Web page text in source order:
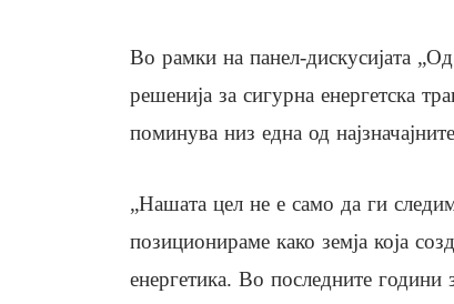
Во рамки на панел-дискусијата
решенија за сигурна енергетска
поминува низ една од
„Нашата цел не е само да ги
позиционираме како земја која
енергетика. Во последните години